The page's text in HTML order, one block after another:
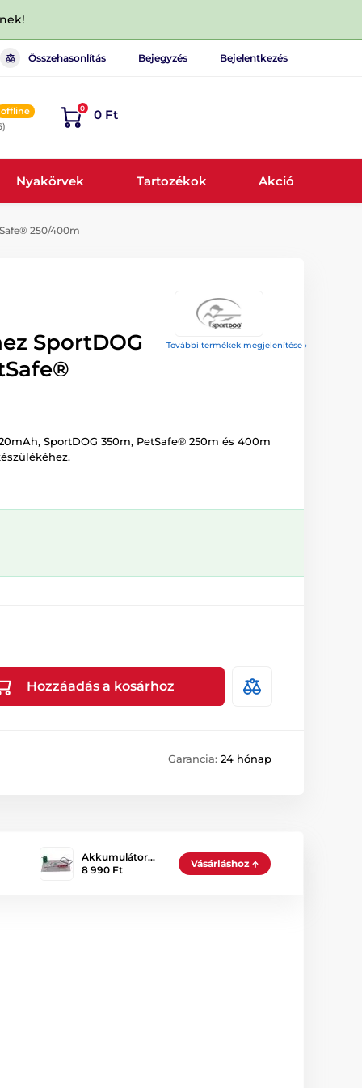
Összehasonlítás Bejegyzés Bejelentkezés
offline
0 0 Ft
Nyakörvek Tartozékok Akció
250/400m
További termékek megjelenítése ›
SportDOG
SportDOG 350m, PetSafe® 250m és 400m
Hozzáadás a kosárhoz
Garancia: 24 hónap
Akkumulátor…
8 990 Ft
Vásárláshoz